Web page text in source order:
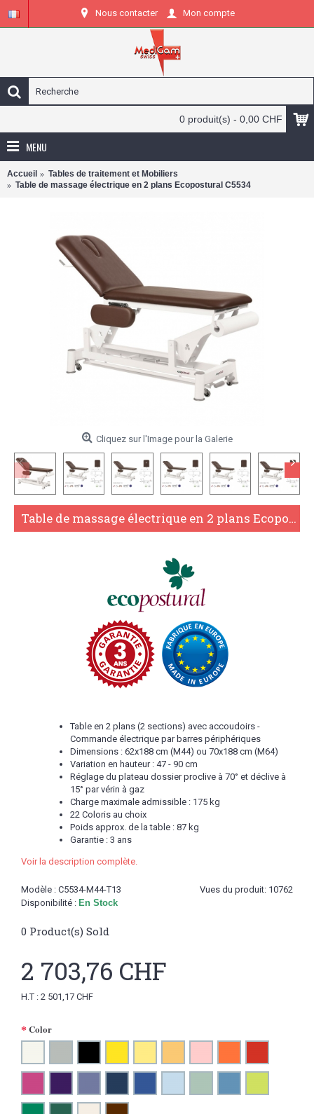
Nous contacter Mon compte
0 produit(s) - 0,00 CHF
MENU
Accueil
Tables de traitement et Mobiliers
Table de massage électrique en 2 plans Ecopostural C5534
Cliquez sur l'Image pour la Galerie
Table de massage électrique en 2 plans Ecopostural C5534
Table en 2 plans (2 sections) avec accoudoirs -
Commande électrique par barres périphériques
Dimensions : 62x188 cm (M44) ou 70x188 cm (M64)
Variation en hauteur : 47 - 90 cm
Réglage du plateau dossier proclive à 70° et déclive à
15° par vérin à gaz
Charge maximale admissible : 175 kg
22 Coloris au choix
Poids approx. de la table : 87 kg
Garantie : 3 ans
Voir la description complète.
Vues du produit: 10762
Modèle : C5534-M44-T13
Disponibilité : En Stock
0 Product(s) Sold
2 703,76 CHF
H.T : 2 501,17 CHF
Color